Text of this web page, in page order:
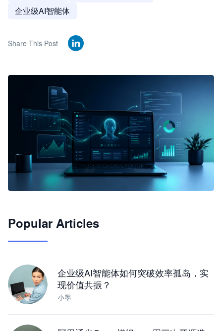
企业级AI智能体
Share This Post
JimoClaw 桌面 AI Agent 工作台
Popular Articles
企业级AI智能体如何突破效率孤岛，实
现价值共振？
小墨